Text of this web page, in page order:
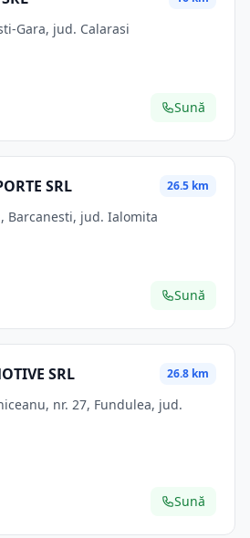
Gara, jud. Calarasi
Sună
SRL 26.5 km
Barcanesti, jud. Ialomita
Sună
SRL 26.8 km
Sună